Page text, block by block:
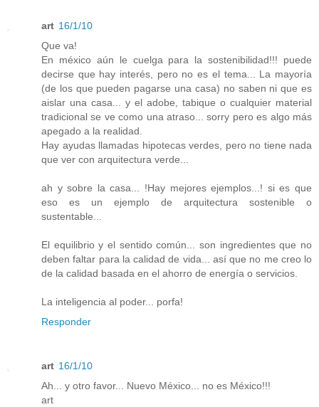
art 16/1/10
Que va!
En méxico aún le cuelga para la sostenibilidad!!! puede
decirse que hay interés, pero no es el tema... La mayoría
(de los que pueden pagarse una casa) no saben ni que es
aislar una casa... y el adobe, tabique o cualquier material
tradicional se ve como una atraso... sorry pero es algo más
apegado a la realidad.
Hay ayudas llamadas hipotecas verdes, pero no tiene nada
que ver con arquitectura verde...
ah y sobre la casa... !Hay mejores ejemplos...! si es que
eso es un ejemplo de arquitectura sostenible o
sustentable...
El equilibrio y el sentido común... son ingredientes que no
deben faltar para la calidad de vida... así que no me creo lo
de la calidad basada en el ahorro de energía o servicios.
La inteligencia al poder... porfa!
Responder
art 16/1/10
Ah... y otro favor... Nuevo México... no es México!!!
art